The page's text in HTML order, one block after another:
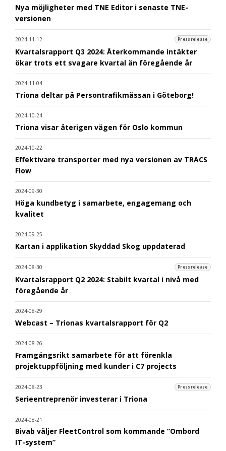
Nya möjligheter med TNE Editor i senaste TNE-
versionen
2024-11-12 Pressrelease
Kvartalsrapport Q3 2024: Återkommande intäkter
ökar trots ett svagare kvartal än föregående år
2024-11-04
Triona deltar på Persontrafikmässan i Göteborg!
2024-10-24
Triona visar återigen vägen för Oslo kommun
2024-10-22
Effektivare transporter med nya versionen av TRACS
Flow
2024-09-30
Höga kundbetyg i samarbete, engagemang och
kvalitet
2024-09-25
Kartan i applikation Skyddad Skog uppdaterad
2024-08-30 Pressrelease
Kvartalsrapport Q2 2024: Stabilt kvartal i nivå med
föregående år
2024-08-29
Webcast – Trionas kvartalsrapport för Q2
2024-08-26
Framgångsrikt samarbete för att förenkla
projektuppföljning med kunder i C7 projects
2024-08-23 Pressrelease
Serieentreprenör investerar i Triona
2024-08-21
Bivab väljer FleetControl som kommande ”Ombord
IT-system”